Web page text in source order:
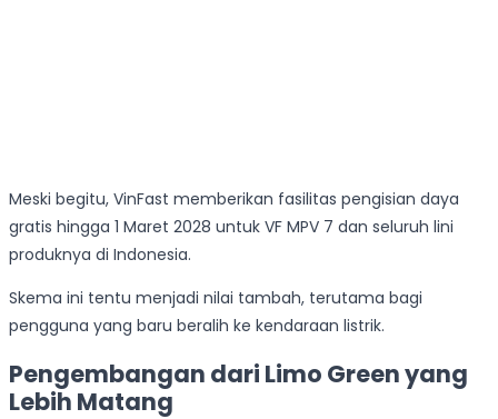
Meski begitu, VinFast memberikan fasilitas pengisian daya
gratis hingga 1 Maret 2028 untuk VF MPV 7 dan seluruh lini
produknya di Indonesia.
Skema ini tentu menjadi nilai tambah, terutama bagi
pengguna yang baru beralih ke kendaraan listrik.
Pengembangan dari Limo Green yang
Lebih Matang